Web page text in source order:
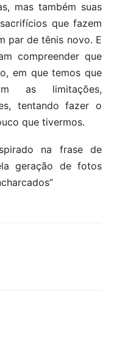
mas também suas
que fazem
par de tênis novo. E
compreender que
em que temos que
as limitações,
tentando fazer o
que tivermos.
na frase de
geração de fotos